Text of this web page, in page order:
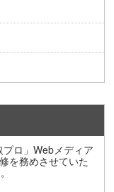
ロ」Webメディア
を務めさせていた